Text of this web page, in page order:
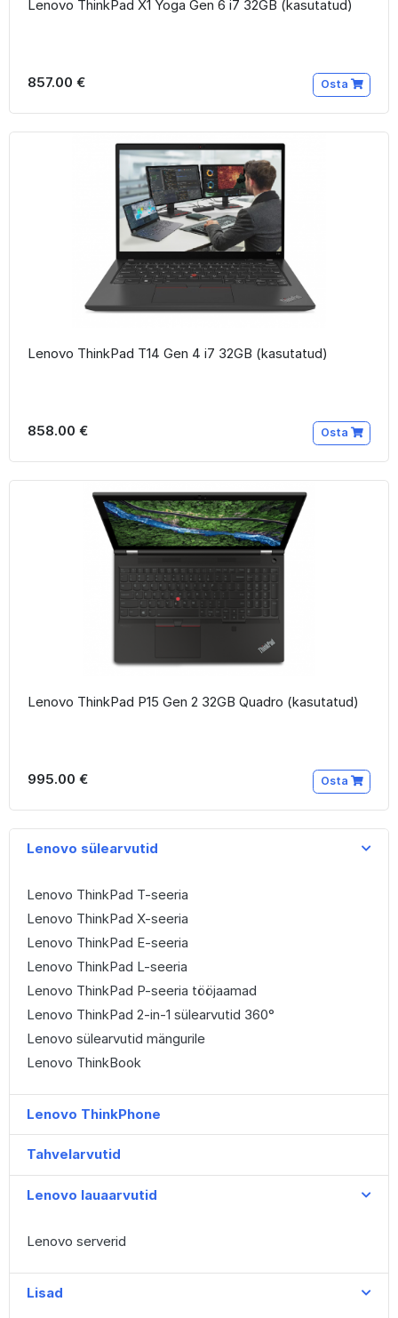
Lenovo ThinkPad X1 Yoga Gen 6 i7 32GB (kasutatud)
857.00 € Osta
Lenovo ThinkPad T14 Gen 4 i7 32GB (kasutatud)
858.00 € Osta
Lenovo ThinkPad P15 Gen 2 32GB Quadro (kasutatud)
995.00 € Osta
Lenovo sülearvutid
Lenovo ThinkPad T-seeria
Lenovo ThinkPad X-seeria
Lenovo ThinkPad E-seeria
Lenovo ThinkPad L-seeria
Lenovo ThinkPad P-seeria tööjaamad
Lenovo ThinkPad 2-in-1 sülearvutid 360°
Lenovo sülearvutid mängurile
Lenovo ThinkBook
Lenovo ThinkPhone
Tahvelarvutid
Lenovo lauaarvutid
Lenovo serverid
Lisad